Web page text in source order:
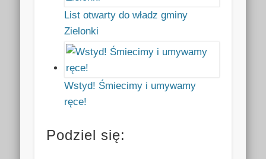
List otwarty do władz gminy
Zielonki
Wstyd! Śmiecimy i umywamy
ręce!
Podziel się: